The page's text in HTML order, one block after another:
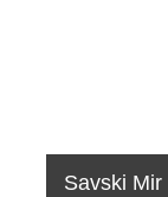
Savski Mir